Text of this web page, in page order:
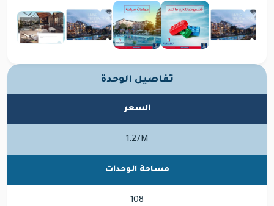
تفاصيل الوحدة
السعر
1.27M
مساحة الوحدات
108